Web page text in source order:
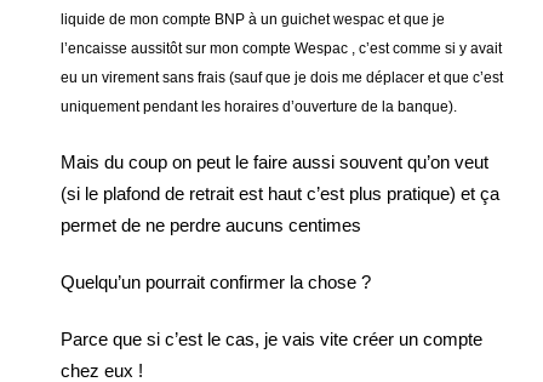
liquide de mon compte BNP à un guichet wespac et que je
l’encaisse aussitôt sur mon compte Wespac , c’est comme si y avait
eu un virement sans frais (sauf que je dois me déplacer et que c’est
uniquement pendant les horaires d’ouverture de la banque).
Mais du coup on peut le faire aussi souvent qu’on veut
(si le plafond de retrait est haut c’est plus pratique) et ça
permet de ne perdre aucuns centimes
Quelqu’un pourrait confirmer la chose ?
Parce que si c’est le cas, je vais vite créer un compte
chez eux !